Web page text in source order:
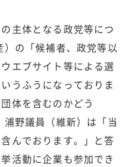
主体となる政党等につ
の「候補者、政党等以
エブサイト等による選
うふうになっておりま
体を含むのかどう
野議員（維新）は「当
んでおります。」と答
活動に企業も参加でき